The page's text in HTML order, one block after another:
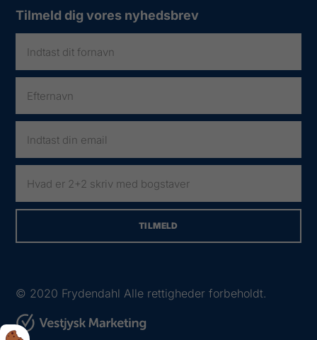
Tilmeld dig vores nyhedsbrev
© 2020 Frydendahl Alle rettigheder forbeholdt.